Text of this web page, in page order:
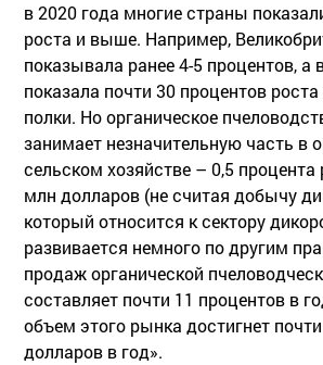
в 2020 года многие страны
роста и выше. Например,
показывала ранее 4-5 процентов, а
показала почти 30 процентов
полки. Но органическое
занимает незначительную часть в
сельском хозяйстве – 0,5
млн долларов (не считая добычу
который относится к сектору
развивается немного по другим
продаж органической
составляет почти 11 процентов в
объем этого рынка достигнет
долларов в год».